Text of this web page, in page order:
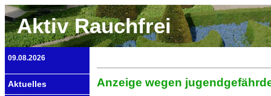
Aktiv Rauchfrei
09.08.2026
Aktuelles Anzeige wegen